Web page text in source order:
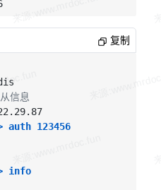
redis.
复制
信息
auth 123456
info